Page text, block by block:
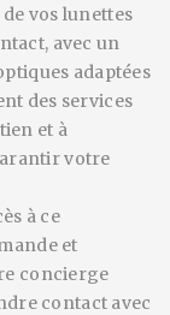
vos lunettes
avec un
adaptées
des services
et à
votre
à ce
et
concierge
contact avec